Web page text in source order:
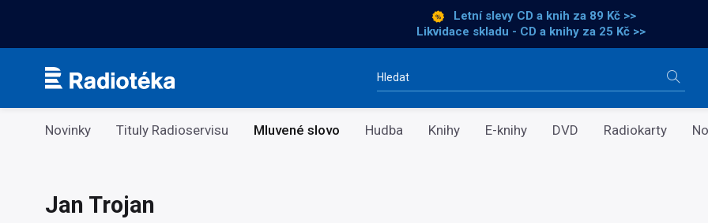
Letní slevy CD a knih za 89 Kč >>
Likvidace skladu - CD a knihy za 25 Kč >>
Vyhledávání
Kategorie
Novinky Tituly Radioservisu Mluvené slovo Hudba Knihy E-knihy DVD Radiokarty
Jan Trojan